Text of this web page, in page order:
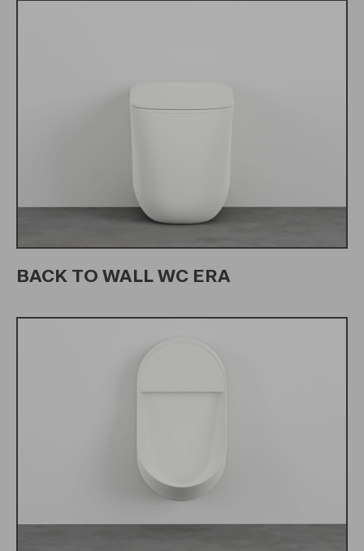
BACK TO WALL WC ERA